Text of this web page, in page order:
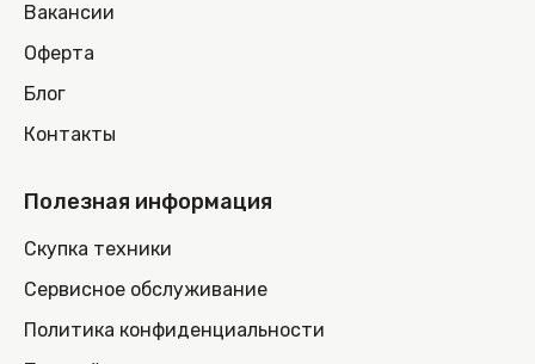
Вакансии
Оферта
Блог
Контакты
Полезная информация
Скупка техники
Сервисное обслуживание
Политика конфиденциальности